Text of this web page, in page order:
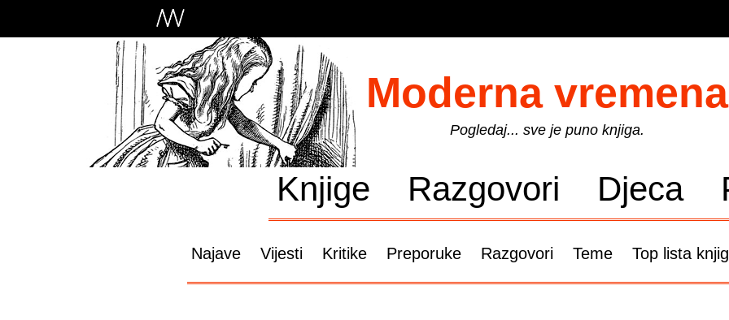
Moderna vremena
Pogledaj... sve je puno knjiga.
Knjige Razgovori Djeca
Najave Vijesti Kritike Preporuke Razgovori Teme Top lista